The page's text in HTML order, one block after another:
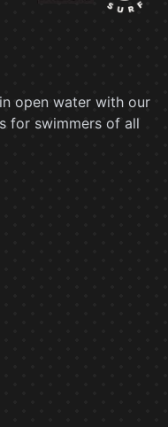
open water with our
for swimmers of all